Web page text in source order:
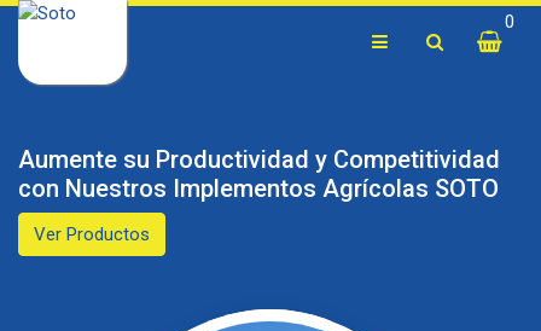
0
Aumente su Productividad y Competitividad
con Nuestros Implementos Agrícolas SOTO
Ver Productos